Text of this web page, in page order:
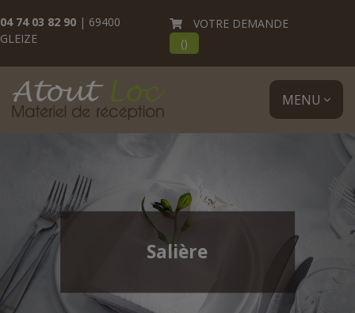
04 74 03 82 90 | 69400
GLEIZE
VOTRE DEMANDE
()
MENU
Salière